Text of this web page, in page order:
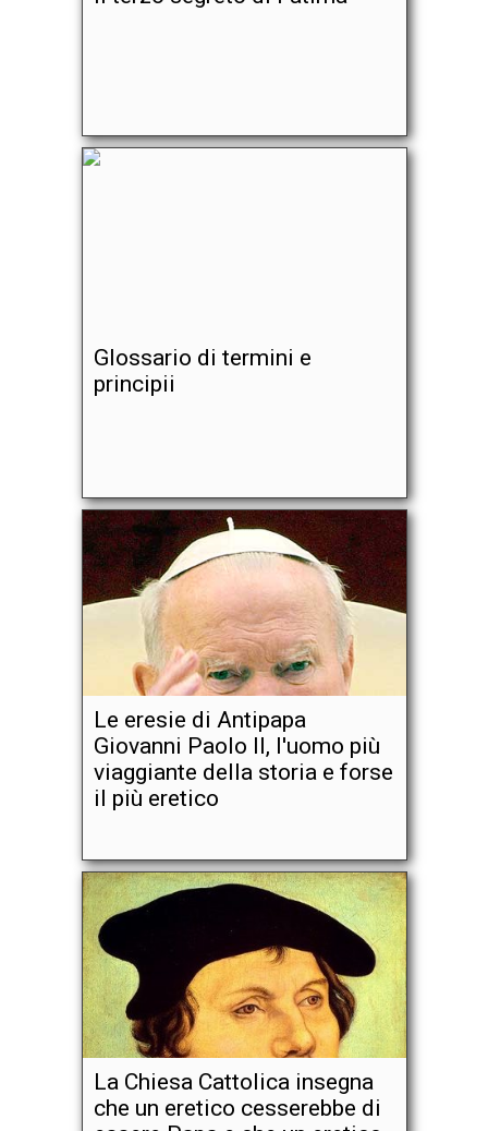
Glossario di termini e
principii
Le eresie di Antipapa
Giovanni Paolo II, l'uomo più
viaggiante della storia e forse
il più eretico
La Chiesa Cattolica insegna
che un eretico cesserebbe di